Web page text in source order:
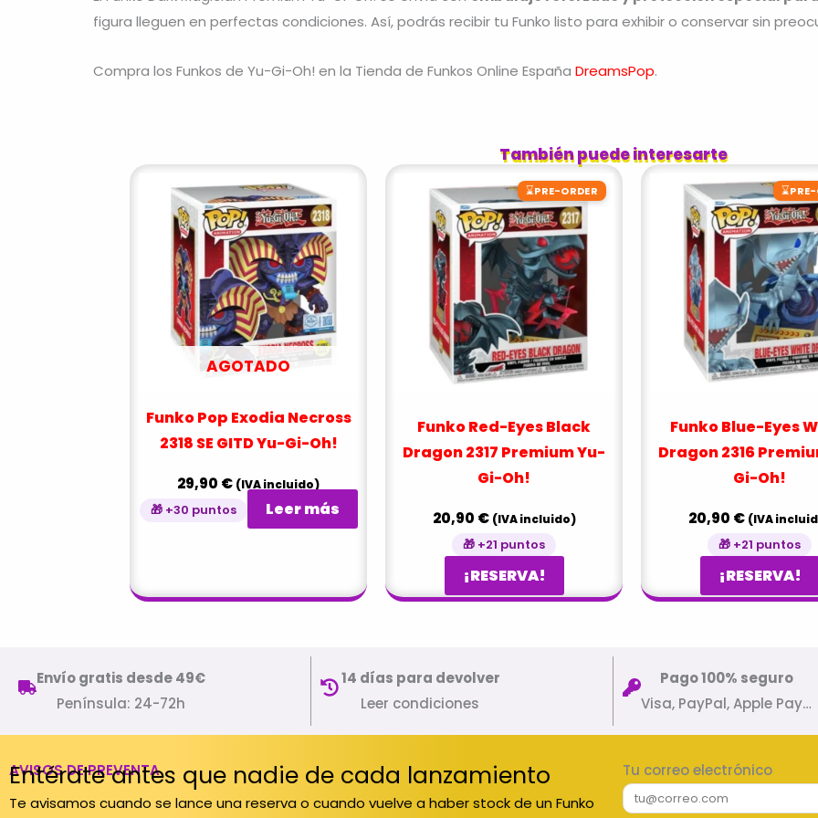
figura lleguen en perfectas condiciones. Así, podrás recibir tu Funko listo para exhibir o conservar sin
Compra los Funkos de Yu-Gi-Oh! en la Tienda de Funkos Online España DreamsPop.
También puede interesarte
AGOTADO
Funko Pop Exodia Necross
2318 SE GITD Yu-Gi-Oh!
29,90 € (IVA incluido)
🎁 +30 puntos Leer más
⌛PRE-ORDER
Funko Red-Eyes Black
Dragon 2317 Premium Yu-
Gi-Oh!
20,90 € (IVA incluido)
🎁 +21 puntos
¡RESERVA!
⌛PRE-
Funko Blue-Eyes
Dragon 2316
Gi-Oh!
20,90 € (IVA
🎁 +21 puntos
¡RESERVA!
Envío gratis desde 49€
Península: 24-72h
14 días para devolver
Leer condiciones
Pago 100% seguro
Visa, PayPal, Apple Pay…
AVISOS DE PREVENTA
Entérate antes que nadie de cada lanzamiento
Te avisamos cuando se lance una reserva o cuando vuelve a haber stock de un Funko
Tu correo electrónico